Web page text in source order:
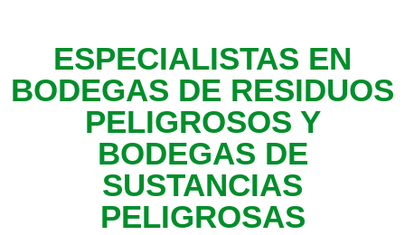
ESPECIALISTAS EN
BODEGAS DE RESIDUOS
PELIGROSOS Y
BODEGAS DE
SUSTANCIAS
PELIGROSAS